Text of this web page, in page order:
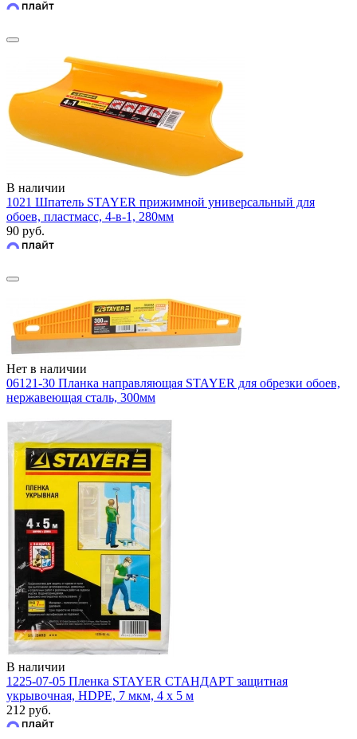
В наличии
1021 Шпатель STAYER прижимной универсальный для
обоев, пластмасс, 4-в-1, 280мм
90 руб.
Нет в наличии
06121-30 Планка направляющая STAYER для обрезки обоев,
нержавеющая сталь, 300мм
В наличии
1225-07-05 Пленка STAYER СТАНДАРТ защитная
укрывочная, HDPE, 7 мкм, 4 х 5 м
212 руб.